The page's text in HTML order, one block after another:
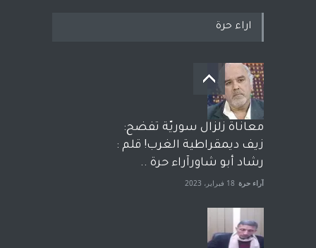
اراء حرة
معاناة زلزال سوريّة تفضح:
زيف ديمقراطية الغرب! قلم :
رشاد أبو شاورآراء حرة ..
آراء حرة 18 فبراير، 2023